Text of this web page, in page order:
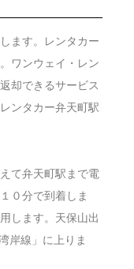
ます。レンタカー
ワンウェイ・レン
却できるサービス
ンタカー弁天町駅
て弁天町駅まで電
０分で到着しま
します。天保山出
岸線」に上りま